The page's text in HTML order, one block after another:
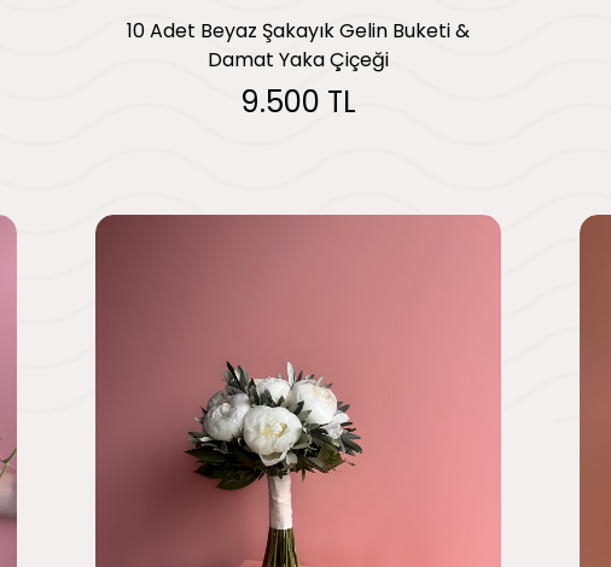
10 Adet Beyaz Şakayık Gelin Buketi &
Damat Yaka Çiçeği
9.500 TL